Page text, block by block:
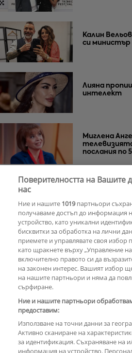
Калин
си министър
Лияна
интелект
Миглена
послания по
КОМЕНТАРИ
Поверителността на Вашите
нас
Ние и нашите 1019партньори
получаваме достъп до информация
устройство, като уникални
бисквитки за обработка на лични
приемете и управлявате своя избор
като щракнете върху „Управление
включително правото си да
на законен интерес. Вашият избор
на нашите партньори и няма да
сърфиране.
Ние и нашите партньори
предоставим:
Използване на точни данни за
Активно сканиране на
за идентификация. Съхраняване на
информация на устройство.